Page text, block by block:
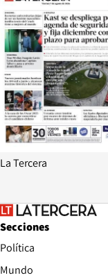
La Tercera
Secciones
Política
Mundo